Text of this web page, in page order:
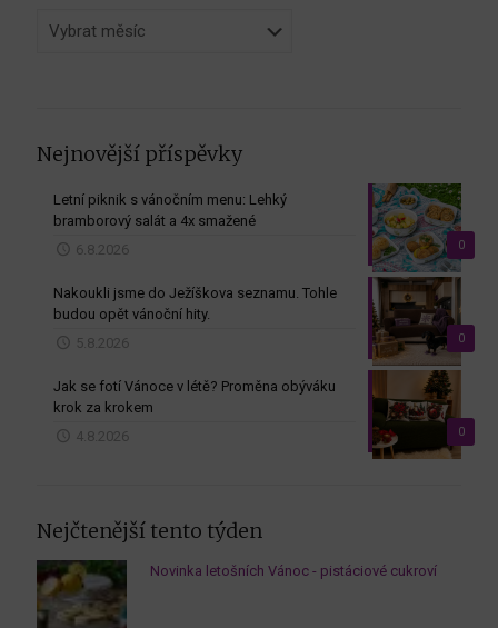
dle
Nejnovější příspěvky
0
Letní piknik s vánočním menu: Lehký
bramborový salát a 4x smažené
6.8.2026
0
Nakoukli jsme do Ježíškova seznamu. Tohle
budou opět vánoční hity.
5.8.2026
0
Jak se fotí Vánoce v létě? Proměna obýváku
krok za krokem
4.8.2026
Nejčtenější tento týden
Novinka letošních Vánoc - pistáciové cukroví